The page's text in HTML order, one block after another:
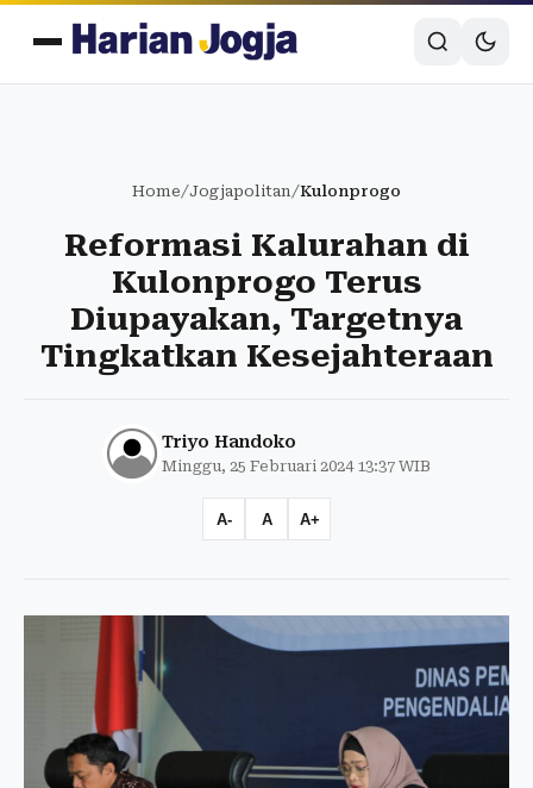
Home/Jogjapolitan/Kulonprogo
Reformasi Kalurahan di
Kulonprogo Terus
Diupayakan, Targetnya
Tingkatkan Kesejahteraan
Triyo Handoko
Minggu, 25 Februari 2024 13:37 WIB
A- A A+